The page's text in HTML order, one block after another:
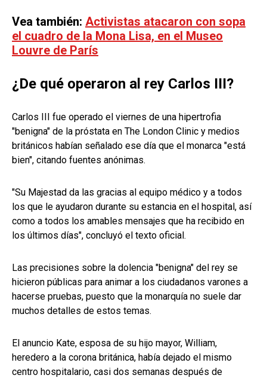
Vea también: Activistas atacaron con sopa
el cuadro de la Mona Lisa, en el Museo
Louvre de París
¿De qué operaron al rey Carlos III?
Carlos III fue operado el viernes de una hipertrofia
"benigna" de la próstata en The London Clinic y medios
británicos habían señalado ese día que el monarca "está
bien", citando fuentes anónimas.
"Su Majestad da las gracias al equipo médico y a todos
los que le ayudaron durante su estancia en el hospital, así
como a todos los amables mensajes que ha recibido en
los últimos días", concluyó el texto oficial.
Las precisiones sobre la dolencia "benigna" del rey se
hicieron públicas para animar a los ciudadanos varones a
hacerse pruebas, puesto que la monarquía no suele dar
muchos detalles de estos temas.
El anuncio Kate, esposa de su hijo mayor, William,
heredero a la corona británica, había dejado el mismo
centro hospitalario, casi dos semanas después de